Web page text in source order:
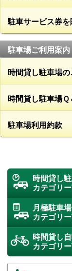
駐車サービス券を
駐車場ご利用案内
時間貸し駐車場
時間貸し駐車場Ｑ
駐車場利用約款
時間貸し
カテゴリ
月極駐車場
カテゴリ
時間貸し
カテゴリ